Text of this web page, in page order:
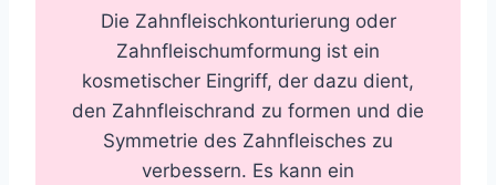
Die Zahnfleischkonturierung oder
Zahnfleischumformung ist ein
kosmetischer Eingriff, der dazu dient,
den Zahnfleischrand zu formen und die
Symmetrie des Zahnfleisches zu
verbessern. Es kann ein